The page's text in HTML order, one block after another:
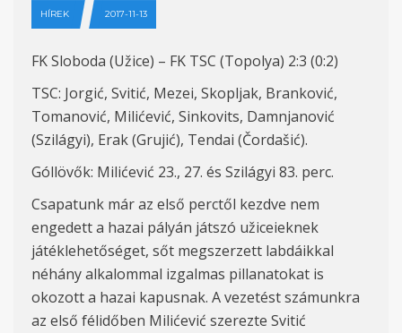
HÍREK 2017-11-13
FK Sloboda (Užice) – FK TSC (Topolya) 2:3 (0:2)
TSC: Jorgić, Svitić, Mezei, Skopljak, Branković,
Tomanović, Milićević, Sinkovits, Damnjanović
(Szilágyi), Erak (Grujić), Tendai (Čordašić).
Góllövők: Milićević 23., 27. és Szilágyi 83. perc.
Csapatunk már az első perctől kezdve nem
engedett a hazai pályán játszó užiceieknek
játéklehetőséget, sőt megszerzett labdáikkal
néhány alkalommal izgalmas pillanatokat is
okozott a hazai kapusnak. A vezetést számunkra
az első félidőben Milićević szerezte Svitić